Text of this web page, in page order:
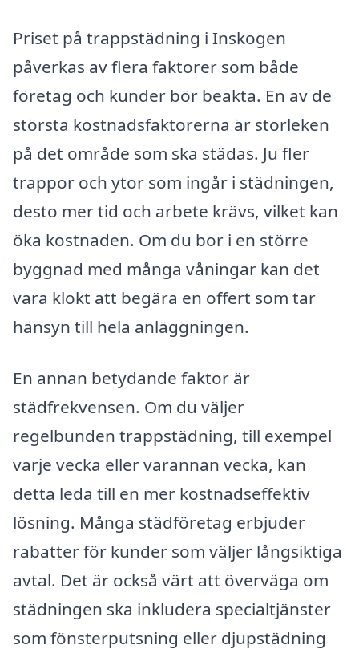
Priset på trappstädning i Inskogen
påverkas av flera faktorer som både
företag och kunder bör beakta. En av de
största kostnadsfaktorerna är storleken
på det område som ska städas. Ju fler
trappor och ytor som ingår i städningen,
desto mer tid och arbete krävs, vilket kan
öka kostnaden. Om du bor i en större
byggnad med många våningar kan det
vara klokt att begära en offert som tar
hänsyn till hela anläggningen.
En annan betydande faktor är
städfrekvensen. Om du väljer
regelbunden trappstädning, till exempel
varje vecka eller varannan vecka, kan
detta leda till en mer kostnadseffektiv
lösning. Många städföretag erbjuder
rabatter för kunder som väljer långsiktiga
avtal. Det är också värt att överväga om
städningen ska inkludera specialtjänster
som fönsterputsning eller djupstädning